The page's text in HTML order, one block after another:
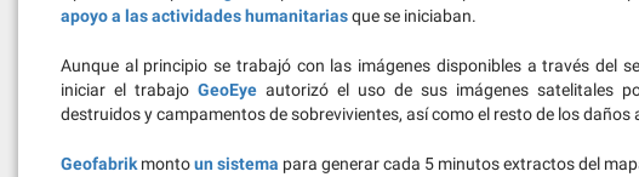
apoyo a las actividades humanitariasque se iniciaban.
Aunque al principio se trabajó con las imágenes disponibles a través del
iniciar el trabajo GeoEye autorizó el uso de sus imágenes satelitales
destruidos y campamentos de sobrevivientes, así como el resto de los
Geofabrik montoun sistema para generar cada 5 minutos extractos del